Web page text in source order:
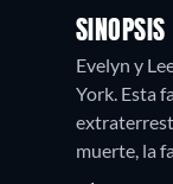
SINOPSIS
Evelyn y
York. Esta
muerte, la